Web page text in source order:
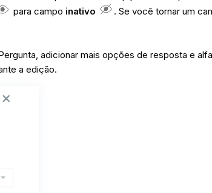
para campo inativo . Se você tornar um
adicionar mais opções de resposta e
a edição.